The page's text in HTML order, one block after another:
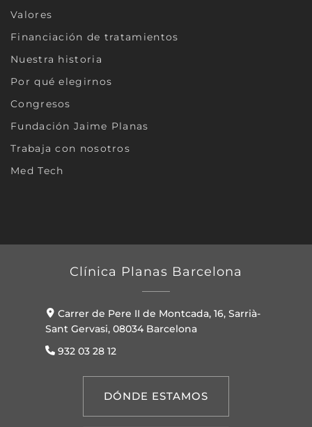
Valores
Financiación de tratamientos
Nuestra historia
Por qué elegirnos
Congresos
Fundación Jaime Planas
Trabaja con nosotros
Med Tech
Clínica Planas Barcelona
Carrer de Pere II de Montcada, 16, Sarrià-
Sant Gervasi, 08034 Barcelona
932 03 28 12
DÓNDE ESTAMOS